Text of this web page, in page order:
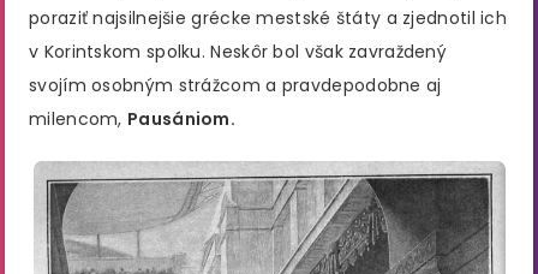
poraziť najsilnejšie grécke mestské štáty a zjednotil ich
v Korintskom spolku. Neskôr bol však zavraždený
svojím osobným strážcom a pravdepodobne aj
milencom, Pausániom.